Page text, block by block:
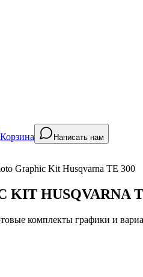
Корзина Написать нам
Graphic Kit Husqvarna TE 300
KIT HUSQVARNA
комплекты графики и